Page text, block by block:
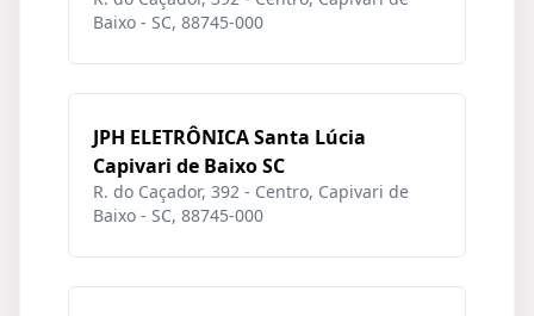
Baixo - SC, 88745-000
JPH ELETRÔNICA Santa Lúcia
Capivari de Baixo SC
R. do Caçador, 392 - Centro, Capivari de
Baixo - SC, 88745-000